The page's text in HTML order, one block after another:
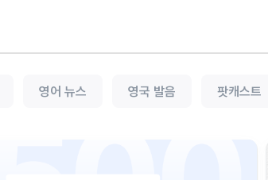
영어 뉴스 영국 발음 팟캐스트